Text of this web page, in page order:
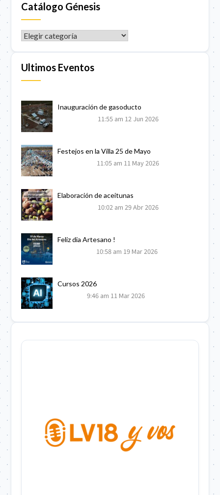
Catálogo Génesis
CATÁLOGO GÉNESIS
Ultimos Eventos
Inauguración de gasoducto
11:55 am 12 Jun 2026
Festejos en la Villa 25 de Mayo
11:05 am 11 May 2026
Elaboración de aceitunas
10:02 am 29 Abr 2026
Feliz dia Artesano !
10:58 am 19 Mar 2026
Cursos 2026
9:46 am 11 Mar 2026